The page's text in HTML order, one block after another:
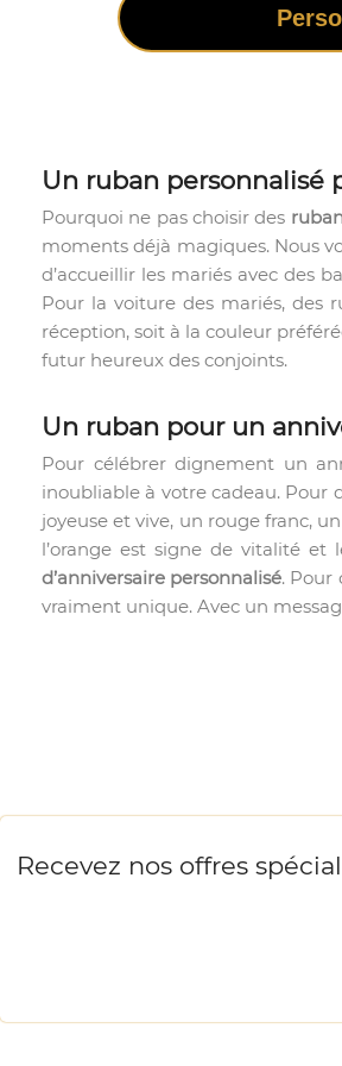
Un ruban personnalisé
Pourquoi ne pas choisir des
moments déjà magiques. Nous
d’accueillir les mariés avec des
Pour la voiture des mariés, des
réception, soit à la couleur
futur heureux des conjoints.
Un ruban pour un
Pour célébrer dignement un
inoubliable à votre cadeau. Pour
joyeuse et vive, un rouge franc,
l’orange est signe de vitalité
d’anniversaire personnalisé. Pour
vraiment unique. Avec un
Recevez nos offres